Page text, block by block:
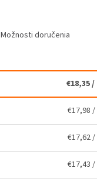
Možnosti doručenia
€18,35/
€17,98 /
€17,62/
€17,43 /